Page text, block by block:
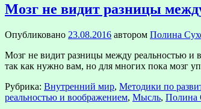
Мозг не видит разницы
Опубликовано 23.08.2016 автором Полина
Мозг не видит разницы между реальностью и
так как нужно вам, но для многих пока мозг
Рубрика: Внутренний мир, Методики по
реальностью и воображением, Мысль, Полина